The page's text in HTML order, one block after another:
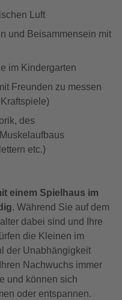
Luft
und Beisammensein mit
im Kindergarten
Freunden zu messen
des
etc.)
einem Spielhaus im
. Während Sie auf dem
dabei sind und Ihre
die Kleinen im
der Unabhängigkeit
Nachwuchs immer
und können sich
oder entspannen.